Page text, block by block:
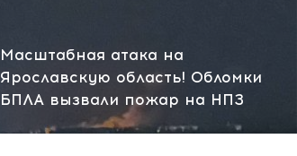
Масштабная атака на
Ярославскую область! Обломки
БПЛА вызвали пожар на НПЗ